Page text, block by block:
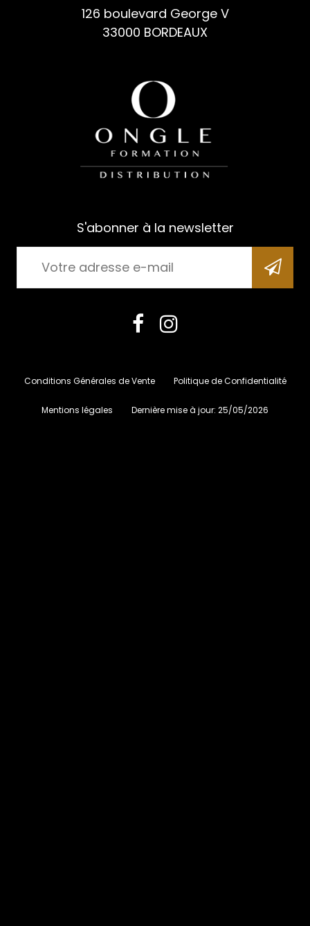
126 boulevard George V
33000 BORDEAUX
S'abonner à la newsletter
Conditions Générales de Vente Politique de Confidentialité
Mentions légales Dernière mise à jour: 25/05/2026